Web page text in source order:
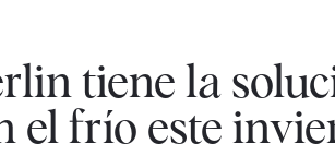
tiene la
el frío este